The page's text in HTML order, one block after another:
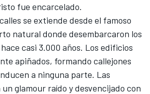
fue encarcelado.
se extiende desde el famoso
natural donde desembarcaron los
casi 3.000 años. Los edificios
apiñados, formando callejones
a ninguna parte. Las
glamour raído y desvencijado con